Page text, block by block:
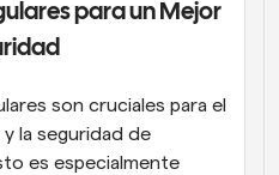
para un Mejor
son cruciales para el
la seguridad de
es especialmente